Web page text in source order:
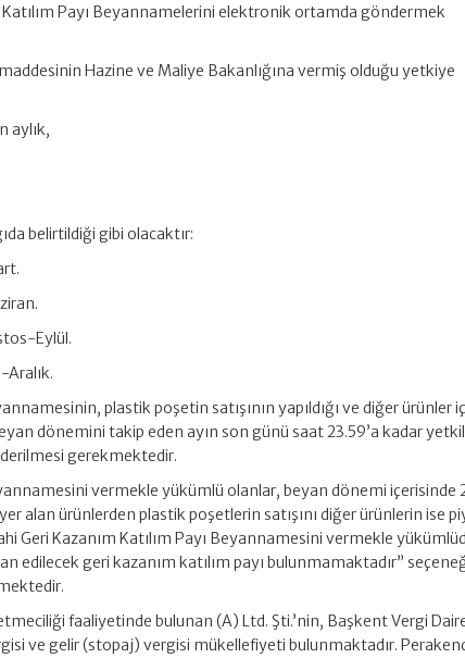
Payı Beyannamelerini elektronik ortamda göndermek
Hazine ve Maliye Bakanlığına vermiş olduğu yetkiye
aylık,
belirtildiği gibi olacaktır:
Eylül.
plastik poşetin satışının yapıldığı ve diğer ürünler
dönemini takip eden ayın son günü saat 23.59’a kadar
gerekmektedir.
vermekle yükümlü olanlar, beyan dönemi içerisinde
yer alan ürünlerden plastik poşetlerin satışını diğer ürünlerin ise
Geri Kazanım Katılım Payı Beyannamesini vermekle
edilecek geri kazanım katılım payı bulunmamaktadır”
faaliyetinde bulunan (A) Ltd. Şti.’nin, Başkent Vergi
ve gelir (stopaj) vergisi mükellefiyeti bulunmaktadır.